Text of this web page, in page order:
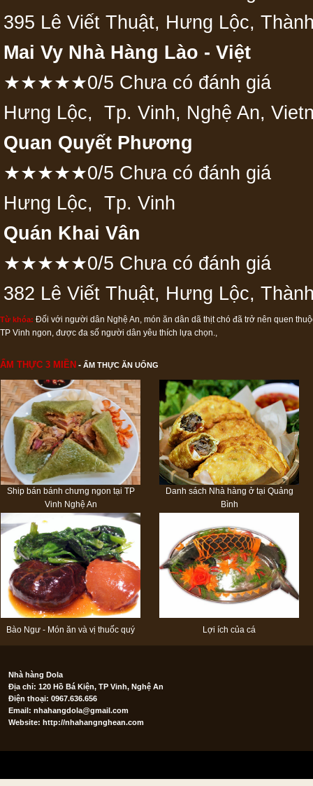
395 Lê Viết Thuật, Hưng Lộc,
Mai Vy Nhà Hàng Lào - Việt
★★★★★0/5 Chưa có đánh giá
Hưng Lộc, Tp. Vinh, Nghệ An,
Quan Quyết Phương
★★★★★0/5 Chưa có đánh giá
Hưng Lộc, Tp. Vinh
Quán Khai Vân
★★★★★0/5 Chưa có đánh giá
382 Lê Viết Thuật, Hưng Lộc,
Từ khóa: Đối với người dân Nghệ An, món ăn dân dã thịt chó đã trở nên quen
TP Vinh ngon, được đa số người dân yêu thích lựa chọn.,
ẨM THỰC 3 MIỀN - ẨM THỰC ĂN UỐNG
Ship bán bánh chưng ngon tại TP
Vinh Nghệ An
Danh sách Nhà hàng ở tại Quảng
Bình
Bào Ngư - Món ăn và vị thuốc quý Lợi ích của cá
Nhà hàng Dola
Địa chỉ: 120 Hồ Bá Kiện, TP Vinh, Nghệ An
Điện thoại: 0967.636.656
Email: nhahangdola@gmail.com
Website: http://nhahangnghean.com